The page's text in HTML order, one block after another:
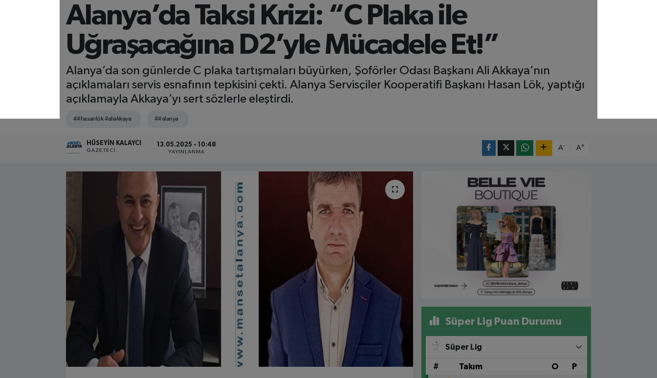
Alanya’da Taksi Krizi: “C Plaka ile
Uğraşacağına D2’yle Mücadele Et!”
Alanya’da son günlerde C plaka tartışmaları büyürken, Şoförler Odası Başkanı Ali Akkaya’nın
açıklamaları servis esnafının tepkisini çekti. Alanya Servisçiler Kooperatifi Başkanı Hasan Lök, yaptığı
açıklamayla Akkaya’yı sert sözlerle eleştirdi.
##hasanlök #aliakkaya ##alanya
HÜSEYIN KALAYCI
GAZETECI
13.05.2025 - 10:48
YAYINLANMA
A- A+
Süper Lig Puan Durumu
Süper Lig
# Takım O P